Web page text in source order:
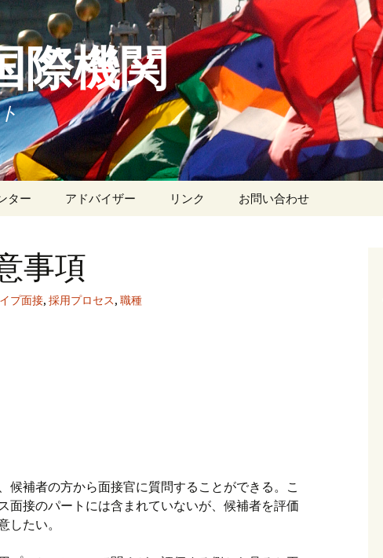
際機関
ター アドバイザー リンク お問い合わせ
事項
プ面接, 採用プロセス, 職種
候補者の方から面接官に質問することができる。こ
面接のパートには含まれていないが、候補者を評価
したい。